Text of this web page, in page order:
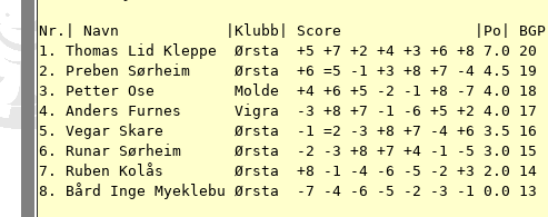
Nr.| Navn |Klubb| Score |Po|
1. Thomas Lid Kleppe Ørsta +5 +7 +2 +4 +3 +6 +8 7.0 20
2. Preben Sørheim Ørsta +6 =5 -1 +3 +8 +7 -4 4.5 19
3. Petter Ose Molde +4 +6 +5 -2 -1 +8 -7 4.0 18
4. Anders Furnes Vigra -3 +8 +7 -1 -6 +5 +2 4.0 17
5. Vegar Skare Ørsta -1 =2 -3 +8 +7 -4 +6 3.5 16
6. Runar Sørheim Ørsta -2 -3 +8 +7 +4 -1 -5 3.0 15
7. Ruben Kolås Ørsta +8 -1 -4 -6 -5 -2 +3 2.0 14
8. Bård Inge Myeklebu Ørsta -7 -4 -6 -5 -2 -3 -1 0.0 13